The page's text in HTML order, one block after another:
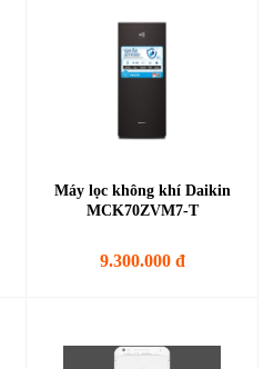
Máy lọc không khí Daikin
MCK70ZVM7-T
9.300.000 đ